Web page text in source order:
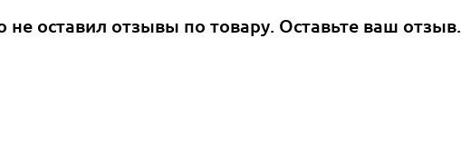
не оставил отзывы по товару. Оставьте ваш отзыв.